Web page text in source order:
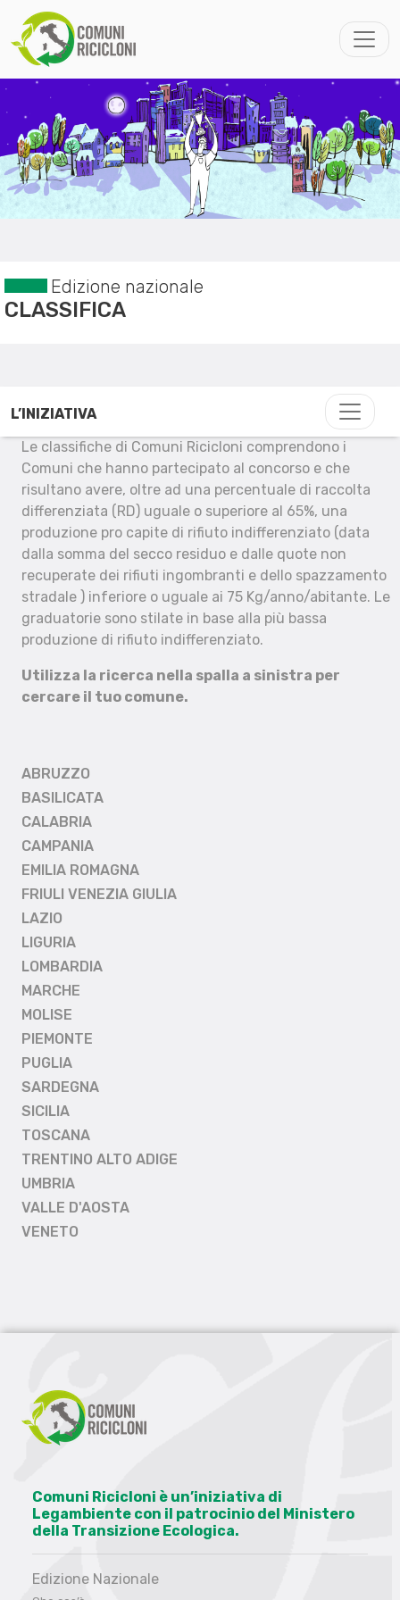
Edizione nazionale
CLASSIFICA
L’INIZIATIVA
Le classifiche di Comuni Ricicloni comprendono i
Comuni che hanno partecipato al concorso e che
risultano avere, oltre ad una percentuale di raccolta
differenziata (RD) uguale o superiore al 65%, una
produzione pro capite di rifiuto indifferenziato (data
dalla somma del secco residuo e dalle quote non
recuperate dei rifiuti ingombranti e dello spazzamento
stradale ) inferiore o uguale ai 75 Kg/anno/abitante. Le
graduatorie sono stilate in base alla più bassa
produzione di rifiuto indifferenziato.
Utilizza la ricerca nella spalla a sinistra per
cercare il tuo comune.
ABRUZZO
BASILICATA
CALABRIA
CAMPANIA
EMILIA ROMAGNA
FRIULI VENEZIA GIULIA
LAZIO
LIGURIA
LOMBARDIA
MARCHE
MOLISE
PIEMONTE
PUGLIA
SARDEGNA
SICILIA
TOSCANA
TRENTINO ALTO ADIGE
UMBRIA
VALLE D'AOSTA
VENETO
Comuni Ricicloni è un’iniziativa di
Legambiente con il patrocinio del Ministero
della Transizione Ecologica.
Edizione Nazionale